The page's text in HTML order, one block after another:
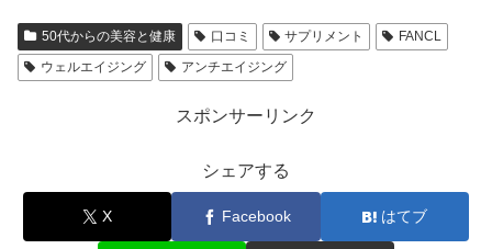
50代からの美容と健康 口コミ サプリメント
FANCL
ウェルエイジング
アンチエイジング
スポンサーリンク
シェアする
X Facebook はてブ